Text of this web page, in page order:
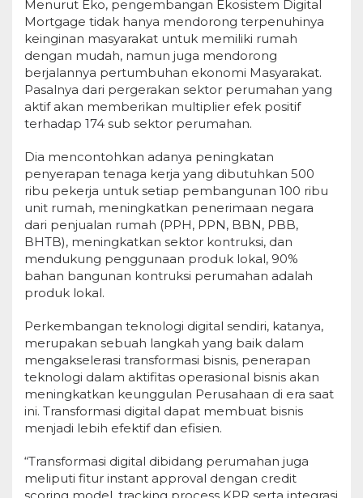
Menurut Eko, pengembangan Ekosistem Digital
Mortgage tidak hanya mendorong terpenuhinya
keinginan masyarakat untuk memiliki rumah
dengan mudah, namun juga mendorong
berjalannya pertumbuhan ekonomi Masyarakat.
Pasalnya dari pergerakan sektor perumahan yang
aktif akan memberikan multiplier efek positif
terhadap 174 sub sektor perumahan.
Dia mencontohkan adanya peningkatan
penyerapan tenaga kerja yang dibutuhkan 500
ribu pekerja untuk setiap pembangunan 100 ribu
unit rumah, meningkatkan penerimaan negara
dari penjualan rumah (PPH, PPN, BBN, PBB,
BHTB), meningkatkan sektor kontruksi, dan
mendukung penggunaan produk lokal, 90%
bahan bangunan kontruksi perumahan adalah
produk lokal.
Perkembangan teknologi digital sendiri, katanya,
merupakan sebuah langkah yang baik dalam
mengakselerasi transformasi bisnis, penerapan
teknologi dalam aktifitas operasional bisnis akan
meningkatkan keunggulan Perusahaan di era saat
ini. Transformasi digital dapat membuat bisnis
menjadi lebih efektif dan efisien.
“Transformasi digital dibidang perumahan juga
meliputi fitur instant approval dengan credit